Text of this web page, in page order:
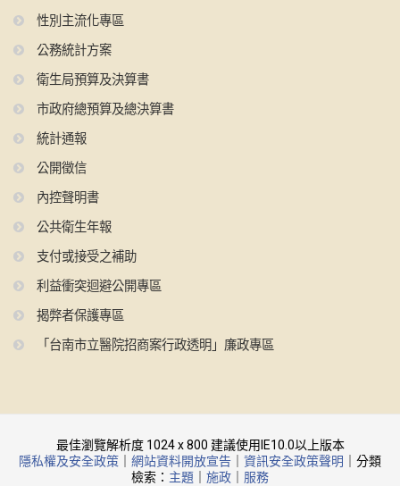
性別主流化專區
公務統計方案
衛生局預算及決算書
市政府總預算及總決算書
統計通報
公開徵信
內控聲明書
公共衛生年報
支付或接受之補助
利益衝突迴避公開專區
揭弊者保護專區
「台南市立醫院招商案行政透明」廉政專區
最佳瀏覽解析度 1024 x 800 建議使用IE10.0以上版本
隱私權及安全政策
網站資料開放宣告 資訊安全政策聲明
｜分類
檢索： 主題 施政 服務